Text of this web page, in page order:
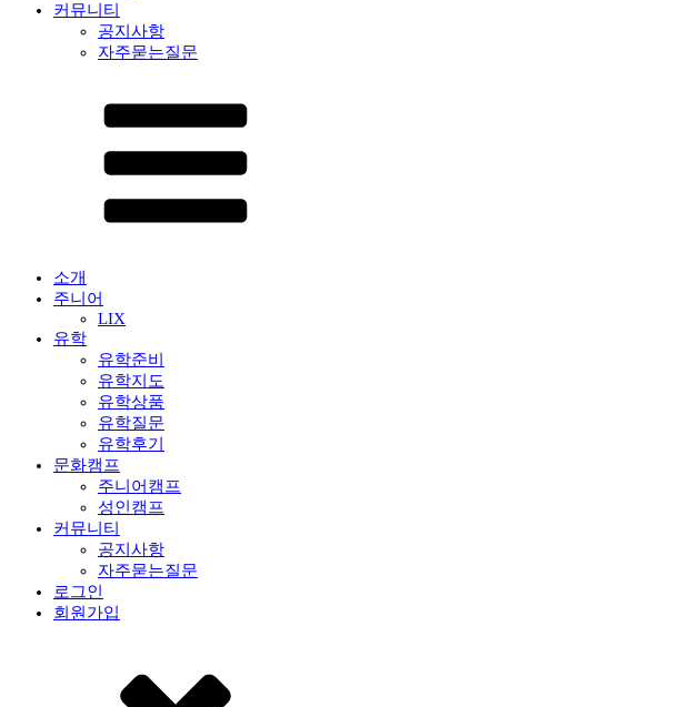
커뮤니티
공지사항
자주묻는질문
소개
주니어
LIX
유학
유학준비
유학지도
유학상품
유학질문
유학후기
문화캠프
주니어캠프
성인캠프
커뮤니티
공지사항
자주묻는질문
로그인
회원가입